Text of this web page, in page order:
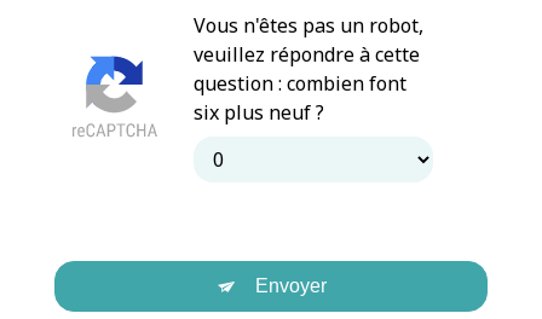
Vous n'êtes pas un robot,
veuillez répondre à cette
question : combien font
six plus neuf ?
Envoyer